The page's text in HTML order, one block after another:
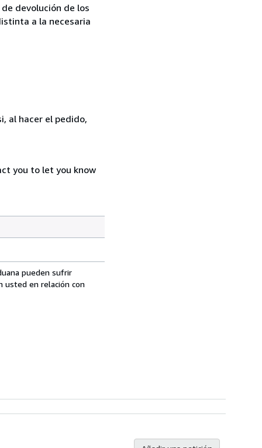
devolución de los
a la necesaria
al hacer el pedido,
you to let you know
pueden sufrir
usted en relación con